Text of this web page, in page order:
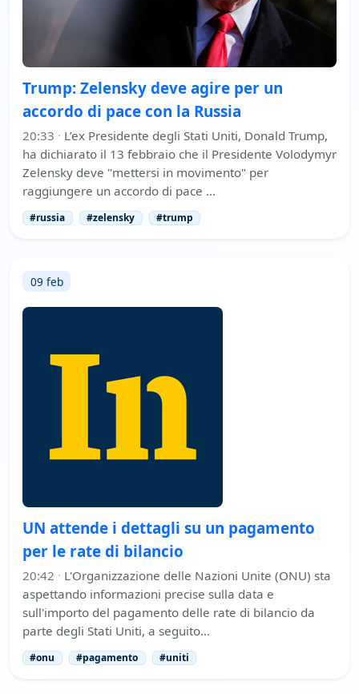
Trump: Zelensky deve agire per un
accordo di pace con la Russia
20:33 · L’ex Presidente degli Stati Uniti, Donald Trump,
ha dichiarato il 13 febbraio che il Presidente Volodymyr
Zelensky deve "mettersi in movimento" per
raggiungere un accordo di pace …
#russia #zelensky #trump
09 feb
UN attende i dettagli su un pagamento
per le rate di bilancio
20:42 · L'Organizzazione delle Nazioni Unite (ONU) sta
aspettando informazioni precise sulla data e
sull'importo del pagamento delle rate di bilancio da
parte degli Stati Uniti, a seguito…
#onu #pagamento #uniti